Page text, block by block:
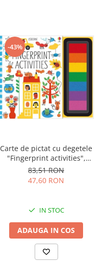
-43%
Carte de pictat cu degetele
"Fingerprint activities",
Usborne
83,51 RON
47,60 RON
IN STOC
ADAUGA IN COS